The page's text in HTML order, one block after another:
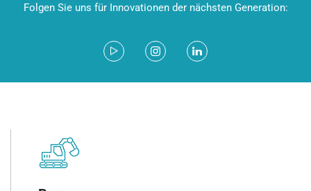
Folgen Sie uns für Innovationen der nächsten Generation: